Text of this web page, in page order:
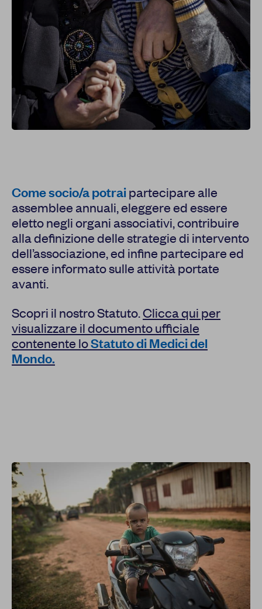
Report
Newsletter
FacebookInstagram TwitterYouTubeLinkedIn
Come socio/a potrai partecipare alle
assemblee annuali, eleggere ed essere
eletto negli organi associativi, contribuire
alla definizione delle strategie di intervento
dell’associazione, ed infine partecipare ed
essere informato sulle attività portate
avanti.
Scopri il nostro Statuto.Clicca qui per
visualizzare il documento ufficiale
contenente loStatuto di Medici del
Mondo.